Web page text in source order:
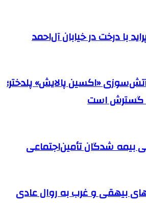
با درخت در خیابان آل‌احمد
آتش‌سوزی «اکسین پالایش» پلدختر؛
گسترش است
های بیهقی و غرب به روال عادی